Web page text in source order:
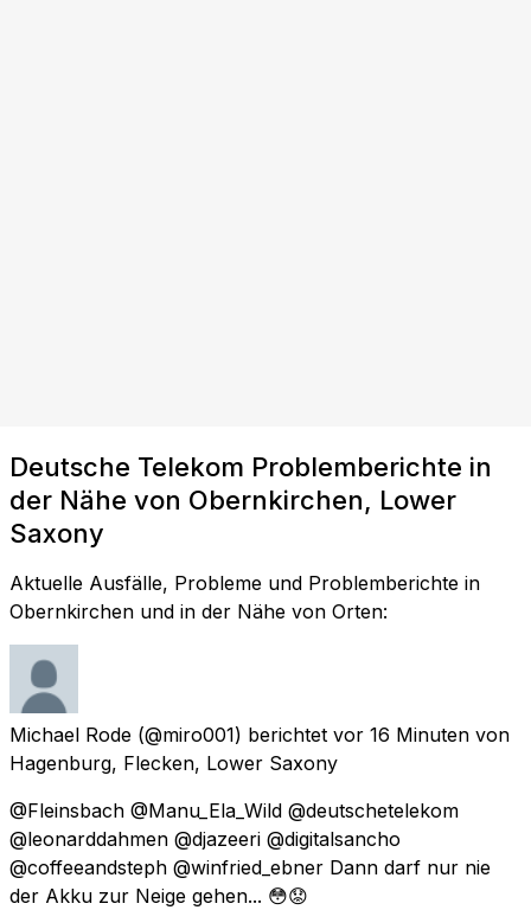
Deutsche Telekom Problemberichte in
der Nähe von Obernkirchen, Lower
Saxony
Aktuelle Ausfälle, Probleme und Problemberichte in
Obernkirchen und in der Nähe von Orten:
Michael Rode (@miro001) berichtet vor 16 Minuten von
Hagenburg, Flecken, Lower Saxony
@Fleinsbach @Manu_Ela_Wild @deutschetelekom
@leonarddahmen @djazeeri @digitalsancho
@coffeeandsteph @winfried_ebner Dann darf nur nie
der Akku zur Neige gehen... 😳😟